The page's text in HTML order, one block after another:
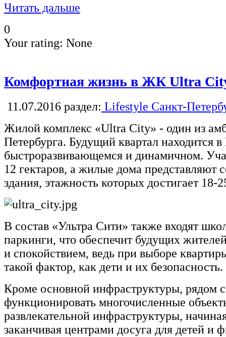
Читать дальше
0
Your rating: None
Комфортная жизнь в ЖК Ultra
11.07.2016 раздел: Lifestyle Санкт-
Жилой комплекс «Ultra City» - один из
Петербурга. Будущий квартал находится
быстроразвивающемся и динамичном.
12 гектаров, а жилые дома
здания, этажность которых достигает 18-
В состав «Ультра Сити» также входят
паркинги, что обеспечит будущих
и спокойствием, ведь при выборе
такой фактор, как дети и их безопасность.
Кроме основной инфраструктуры, рядом
функционировать многочисленные
развлекательной инфраструктуры,
заканчивая центрами досуга для детей и